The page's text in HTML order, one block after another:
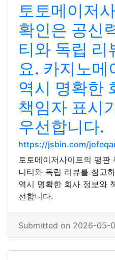
토토메이저
확인은 공신
티와 독립 리
요. 카지노메
역시 명확한
책임자 표시
우선합니다.
https://jsbin.com/
토토메이저사이트의 평판
니티와 독립 리뷰를 참고
역시 명확한 회사 정보와
선합니다.
Submitted on 2026-05-